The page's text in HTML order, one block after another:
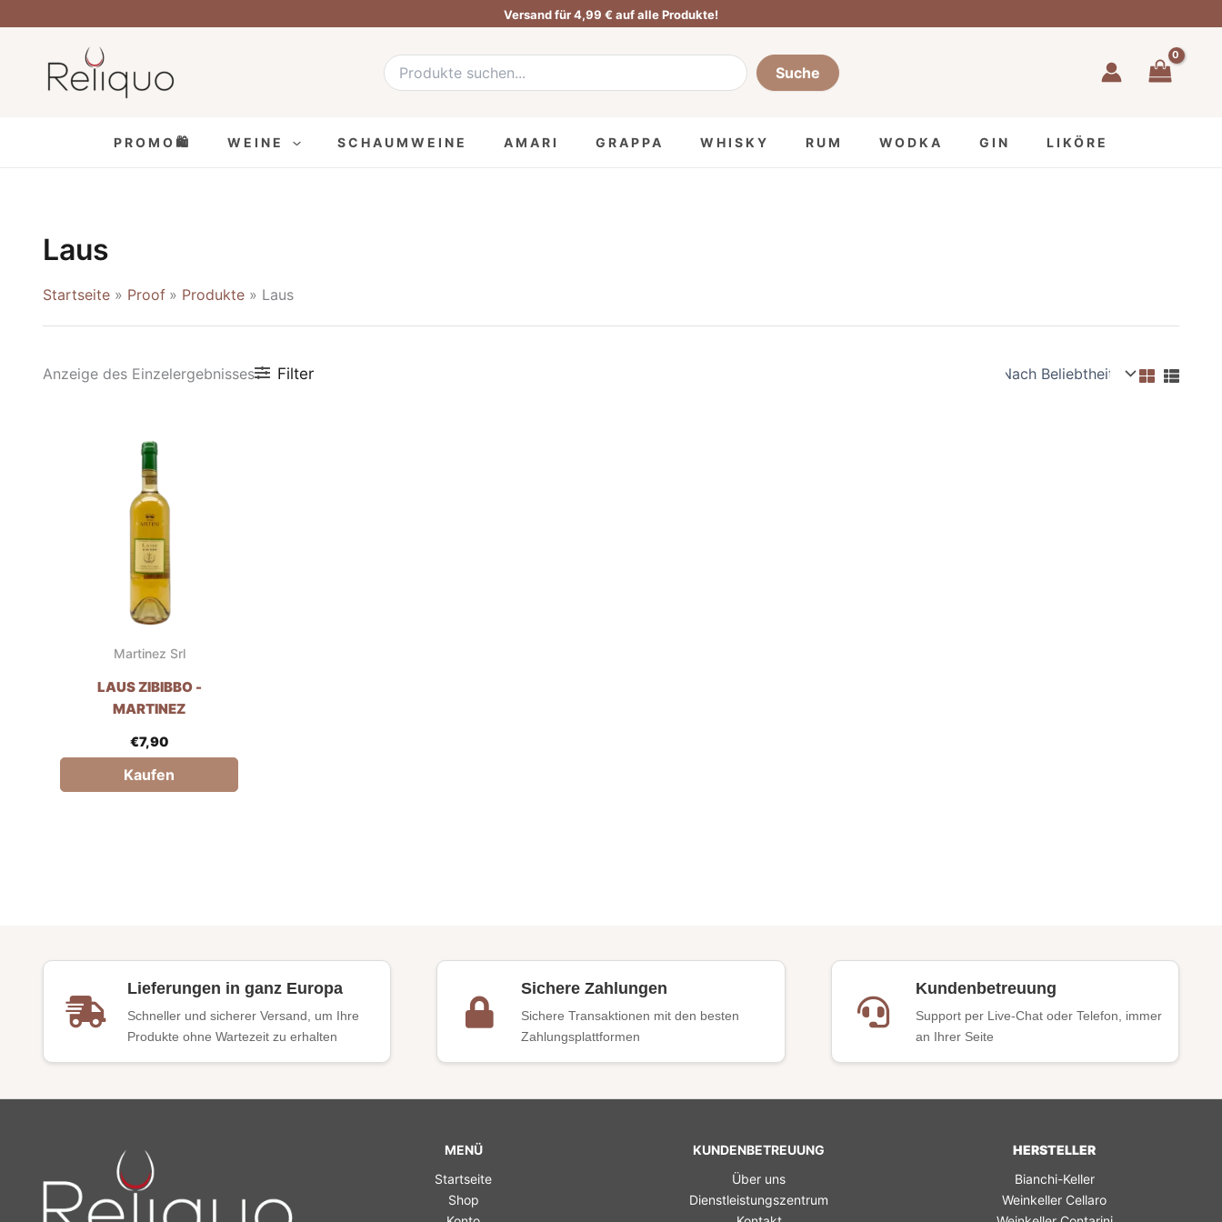
springen
Versand für 4,99 € auf alle Produkte!
nach:
Suche
PROMO🛍 WEINE SCHAUMWEINE AMARI GRAPPA WHISKY RUM WODKA GIN LIKÖRE
Laus
Startseite Proof Produkte Laus
Anzeige des Einzelergebnisses Filter
Martinez Srl
LAUS ZIBIBBO -
MARTINEZ
€7,90
Kaufen
Lieferungen in ganz Europa
Schneller und sicherer Versand, um Ihre
Produkte ohne Wartezeit zu erhalten
Sichere Zahlungen
Sichere Transaktionen mit den besten
Zahlungsplattformen
Kundenbetreuung
Support per Live-Chat oder Telefon, immer
an Ihrer Seite
MENÜ
Startseite
Shop
KUNDENBETREUUNG
Über uns
Dienstleistungszentrum
HERSTELLER
Bianchi-Keller
Weinkeller Cellaro